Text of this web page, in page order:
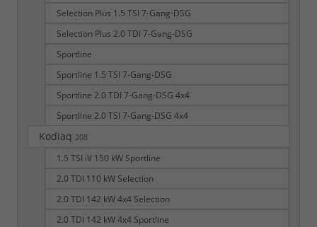
Selection Plus 1.5 TSI 7-Gang-DSG
Selection Plus 2.0 TDI 7-Gang-DSG
Sportline
Sportline 1.5 TSI 7-Gang-DSG
Sportline 2.0 TDI 7-Gang-DSG 4x4
Sportline 2.0 TSI 7-Gang-DSG 4x4
Kodiaq 208
1.5 TSI iV 150 kW Sportline
2.0 TDI 110 kW Selection
2.0 TDI 142 kW 4x4 Selection
2.0 TDI 142 kW 4x4 Sportline